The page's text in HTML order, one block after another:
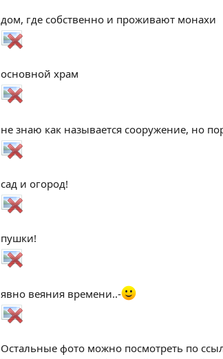
дом, где собственно и проживают монахи
основной храм
не знаю как называется сооружение, но
сад и огород!
пушки!
явно веяния времени..-
Остальные фото можно посмотреть по